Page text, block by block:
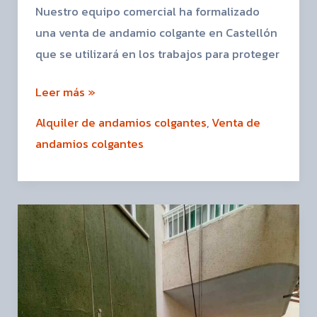
Nuestro equipo comercial ha formalizado
una venta de andamio colgante en Castellón
que se utilizará en los trabajos para proteger
Leer más »
Alquiler de andamios colgantes,Venta de
andamios colgantes
Precio
de
alquiler
de
andamios